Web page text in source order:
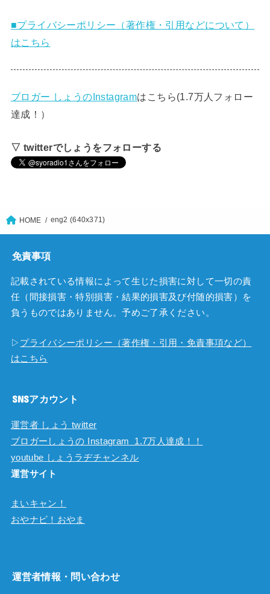
■プライバシーポリシー（著作権・引用などについて）
はこちら
ブロガー しょうのInstagramはこちら(1.7万人フォロー
達成！）
▽ twitterでしょうをフォローする
HOME eng2 (640x371)
免責事項
記載されている情報によって生じた損害に対して一切の責
任（間接損害・特別損害・結果的損害及び付随的損害）を
負うものではありません。予めご了承ください。
▷ プライバシーポリシー（著作権・引用・免責事項など）
はこちら
SNSアカウント
運営者 しょう twitter
ブロガーしょうの Instagram 1.7万人達成！！
youtube しょうラヂチャンネル
運営サイト
まいキャン！
おやナビ！おやま
運営者情報・問い合わせ